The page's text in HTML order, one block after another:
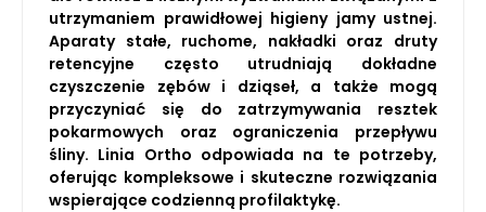
utrzymaniem prawidłowej higieny jamy ustnej.
Aparaty stałe, ruchome, nakładki oraz druty
retencyjne często utrudniają dokładne
czyszczenie zębów i dziąseł, a także mogą
przyczyniać się do zatrzymywania resztek
pokarmowych oraz ograniczenia przepływu
śliny. Linia Ortho odpowiada na te potrzeby,
oferując kompleksowe i skuteczne rozwiązania
wspierające codzienną profilaktykę.